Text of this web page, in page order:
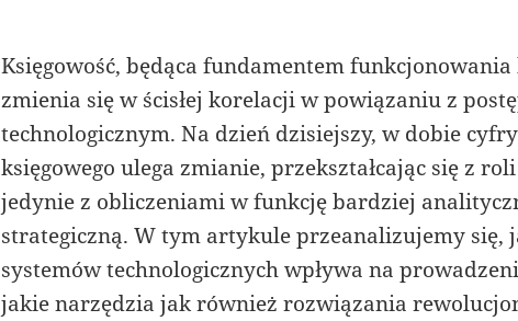
Księgowość, będąca fundamentem
zmienia się w ścisłej korelacji w powiązaniu z
technologicznym. Na dzień dzisiejszy, w dobie
księgowego ulega zmianie, przekształcając się z
jedynie z obliczeniami w funkcję bardziej
strategiczną. W tym artykule przeanalizujemy się,
systemów technologicznych wpływa na
jakie narzędzia jak również rozwiązania